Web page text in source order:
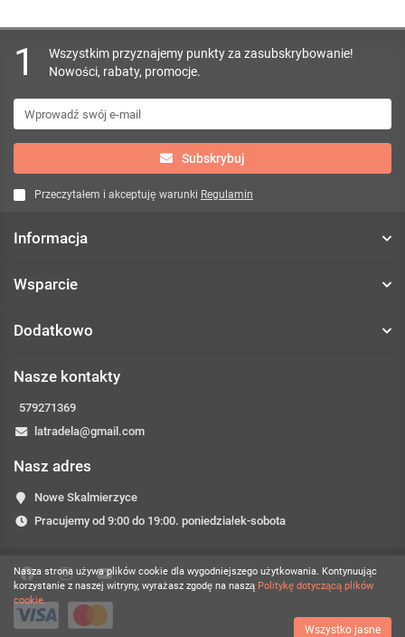
Nasza strona używa plików cookie dla wygodniejszego użytkowania. Kontynuując
korzystanie z naszej witryny, wyrażasz zgodę na naszą Politykę dotyczącą plików
cookie.
Wszystko jasne
1
Wszystkim przyznajemy punkty za zasubskrybowanie!
Nowości, rabaty, promocje.
Subskrybuj
Przeczytałem i akceptuję warunki Regulamin
Informacja
Wsparcie
Dodatkowo
Nasze kontakty
579271369
latradela@gmail.com
Nasz adres
Nowe Skalmierzyce
Pracujemy od 9:00 do 19:00. poniedziałek-sobota